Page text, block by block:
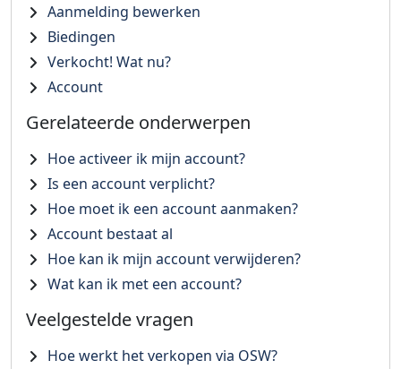
Aanmelding bewerken
Biedingen
Verkocht! Wat nu?
Account
Gerelateerde onderwerpen
Hoe activeer ik mijn account?
Is een account verplicht?
Hoe moet ik een account aanmaken?
Account bestaat al
Hoe kan ik mijn account verwijderen?
Wat kan ik met een account?
Veelgestelde vragen
Hoe werkt het verkopen via OSW?